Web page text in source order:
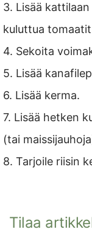
3. Lisää
kuluttua
4. Sekoita
5. Lisää
6. Lisää kerma.
7. Lisää hetken
(tai
8. Tarjoile riisin
Tilaa